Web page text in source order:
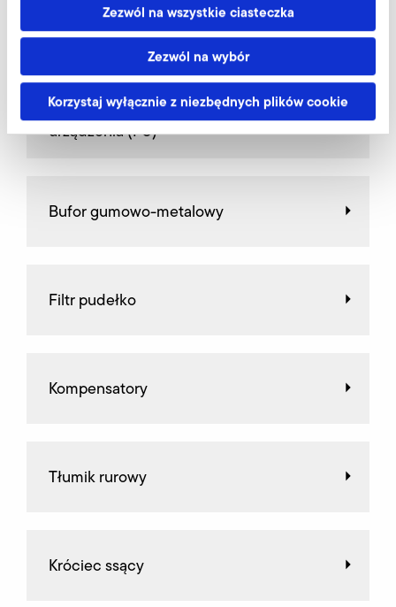
Zezwól na wszystkie ciasteczka
Zezwól na wybór
Korzystaj wyłącznie z niezbędnych plików cookie
Falownik do pracy w wersji
zabudowanej (FUK)
Falownik do pracy z dala od
urządzenia (FU)
Bufor gumowo-metalowy
Filtr pudełko
Kompensatory
Tłumik rurowy
Króciec ssący